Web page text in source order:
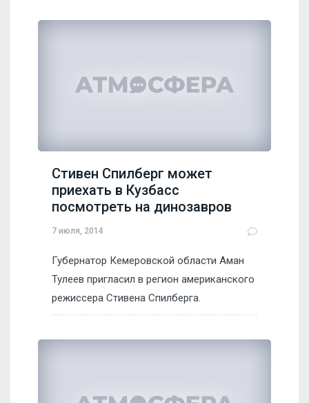
Стивен Спилберг может
приехать в Кузбасс
посмотреть на динозавров
7 июля, 2014
Губернатор Кемеровской области Аман
Тулеев пригласил в регион американского
режиссера Стивена Спилберга.